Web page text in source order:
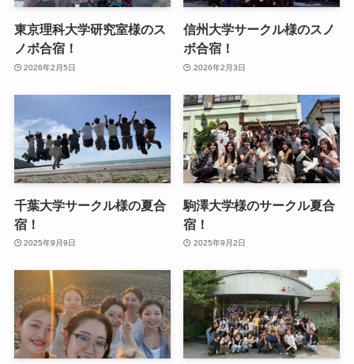
東京理科大学研究室様のス
ノボ合宿！
2026年2月5日
信州大学サークル様のスノ
ボ合宿！
2026年2月3日
千葉大学サークル様の夏合
宿！
2025年9月9日
駒澤大学様のサークル夏合
宿！
2025年9月2日